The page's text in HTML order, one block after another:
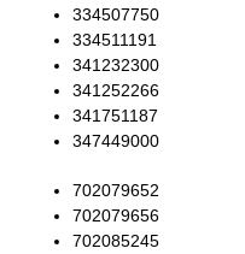
334507750
334511191
341232300
341252266
341751187
347449000
702079652
702079656
702085245